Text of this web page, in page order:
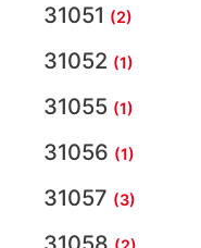
31051 (2)
31052 (1)
31055 (1)
31056 (1)
31057 (3)